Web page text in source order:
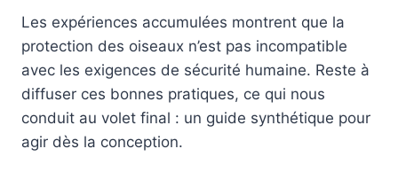
Les expériences accumulées montrent que la
protection des oiseaux n’est pas incompatible
avec les exigences de sécurité humaine. Reste à
diffuser ces bonnes pratiques, ce qui nous
conduit au volet final : un guide synthétique pour
agir dès la conception.